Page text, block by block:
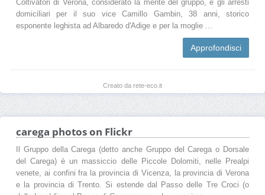
Coltivatori di Verona, considerato la mente del gruppo, e gli arresti
domiciliari per il suo vice Camillo Gambin, 38 anni, storico
esponente leghista ad Albaredo d'Adige e per la moglie ...
Approfondisci
Creato da rete-eco.it
carega photos on Flickr
Il Gruppo della Carega (detto anche Gruppo del Carega o Dorsale
del Carega) è un massiccio delle Piccole Dolomiti, nelle Prealpi
venete, ai confini fra la provincia di Vicenza, la provincia di Verona
e la provincia di Trento. Si estende dal Passo delle Tre Croci (o